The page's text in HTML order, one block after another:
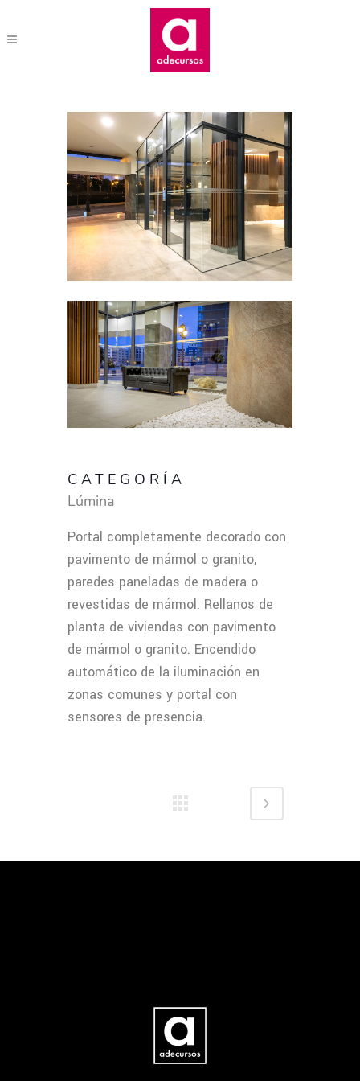
CATEGORÍA
Lúmina
Portal completamente decorado con
pavimento de mármol o granito,
paredes paneladas de madera o
revestidas de mármol. Rellanos de
planta de viviendas con pavimento
de mármol o granito. Encendido
automático de la iluminación en
zonas comunes y portal con
sensores de presencia.